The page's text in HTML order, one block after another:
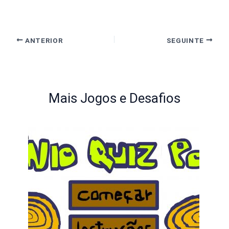
ANTERIOR SEGUINTE
Mais Jogos e Desafios